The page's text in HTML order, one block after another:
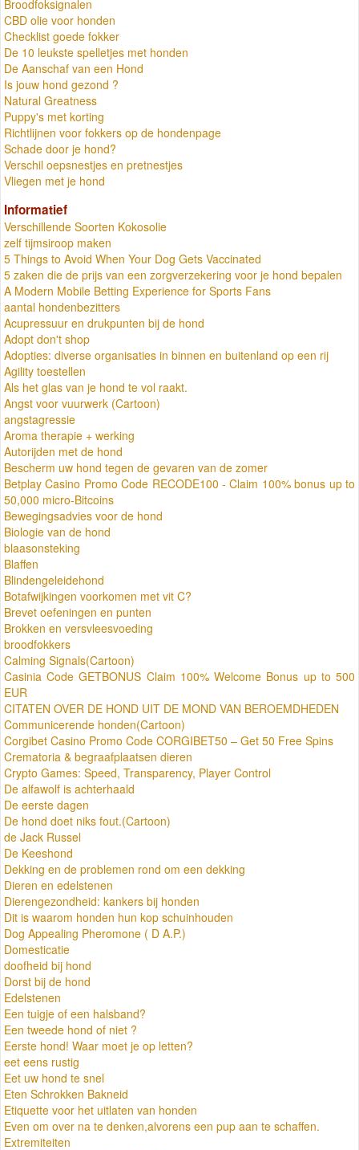
Broodfoksignalen
CBD olie voor honden
Checklist goede fokker
De 10 leukste spelletjes met honden
De Aanschaf van een Hond
Is jouw hond gezond ?
Natural Greatness
Puppy's met korting
Richtlijnen voor fokkers op de hondenpage
Schade door je hond?
Verschil oepsnestjes en pretnestjes
Vliegen met je hond
Informatief
Verschillende Soorten Kokosolie
zelf tijmsiroop maken
5 Things to Avoid When Your Dog Gets Vaccinated
5 zaken die de prijs van een zorgverzekering voor je hond bepalen
A Modern Mobile Betting Experience for Sports Fans
aantal hondenbezitters
Acupressuur en drukpunten bij de hond
Adopt don't shop
Adopties: diverse organisaties in binnen en buitenland op een rij
Agility toestellen
Als het glas van je hond te vol raakt.
Angst voor vuurwerk (Cartoon)
angstagressie
Aroma therapie + werking
Autorijden met de hond
Bescherm uw hond tegen de gevaren van de zomer
Betplay Casino Promo Code RECODE100 - Claim 100% bonus up to
50,000 micro-Bitcoins
Bewegingsadvies voor de hond
Biologie van de hond
blaasonsteking
Blaffen
Blindengeleidehond
Botafwijkingen voorkomen met vit C?
Brevet oefeningen en punten
Brokken en versvleesvoeding
broodfokkers
Calming Signals(Cartoon)
Casinia Code GETBONUS Claim 100% Welcome Bonus up to 500
EUR
CITATEN OVER DE HOND UIT DE MOND VAN BEROEMDHEDEN
Communicerende honden(Cartoon)
Corgibet Casino Promo Code CORGIBET50 – Get 50 Free Spins
Crematoria & begraafplaatsen dieren
Crypto Games: Speed, Transparency, Player Control
De alfawolf is achterhaald
De eerste dagen
De hond doet niks fout.(Cartoon)
de Jack Russel
De Keeshond
Dekking en de problemen rond om een dekking
Dieren en edelstenen
Dierengezondheid: kankers bij honden
Dit is waarom honden hun kop schuinhouden
Dog Appealing Pheromone ( D A.P.)
Domesticatie
doofheid bij hond
Dorst bij de hond
Edelstenen
Een tuigje of een halsband?
Een tweede hond of niet ?
Eerste hond! Waar moet je op letten?
eet eens rustig
Eet uw hond te snel
Eten Schrokken Bakneid
Etiquette voor het uitlaten van honden
Even om over na te denken,alvorens een pup aan te schaffen.
Extremiteiten